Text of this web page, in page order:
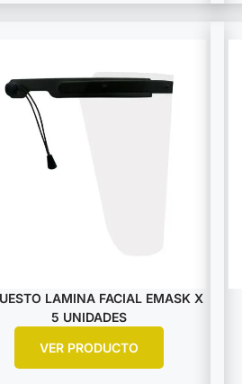
LAMINA FACIAL EMASK X
5 UNIDADES
VER PRODUCTO